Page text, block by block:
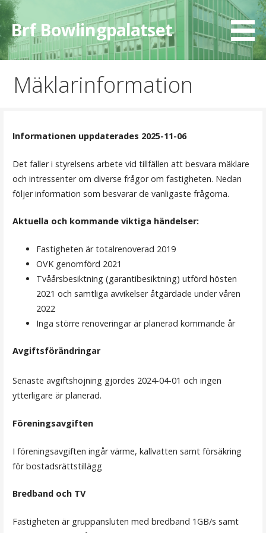
Hoppa
till
innehåll
Brf Bowlingpalatset
Mäklarinformation
Informationen uppdaterades 2025-11-06
Det faller i styrelsens arbete vid tillfällen att besvara mäklare
och intressenter om diverse frågor om fastigheten. Nedan
följer information som besvarar de vanligaste frågorna.
Aktuella och kommande viktiga händelser:
Fastigheten är totalrenoverad 2019
OVK genomförd 2021
Tvåårsbesiktning (garantibesiktning) utförd hösten
2021 och samtliga avvikelser åtgärdade under våren
2022
Inga större renoveringar är planerad kommande år
Avgiftsförändringar
Senaste avgiftshöjning gjordes 2024-04-01 och ingen
ytterligare är planerad.
Föreningsavgiften
I föreningsavgiften ingår värme, kallvatten samt försäkring
för bostadsrättstillägg
Bredband och TV
Fastigheten är gruppansluten med bredband 1GB/s samt